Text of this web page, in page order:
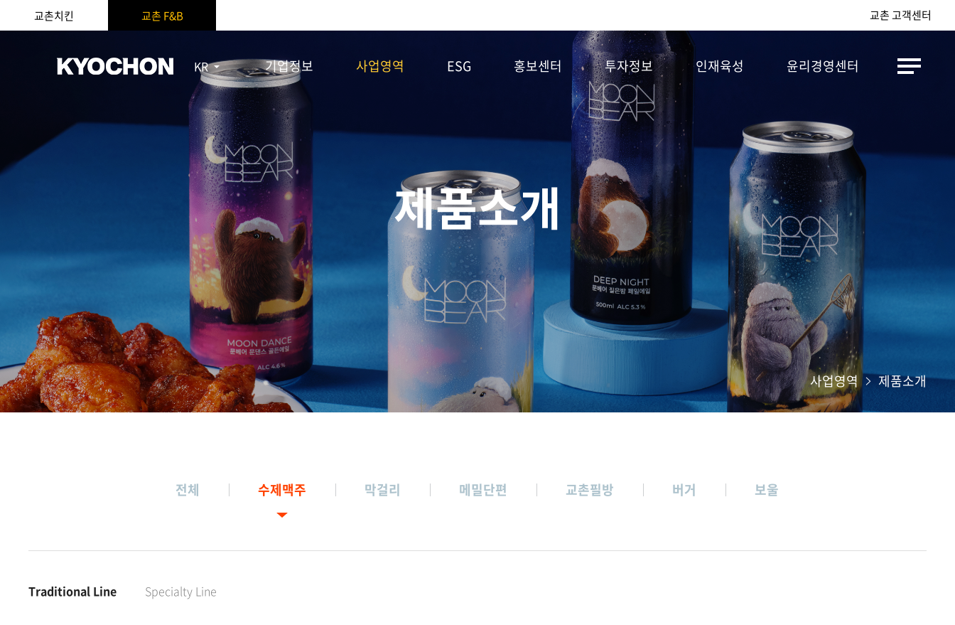
교촌치킨 교촌 F&B 교촌 고객센터
KR 기업정보 사업영역 ESG 홍보센터 투자정보 인재육성 윤리경영센터
제품소개
사업영역 제품소개
전체 수제맥주 막걸리 메밀단편 교촌필방 버거 보울
Traditional Line Specialty Line